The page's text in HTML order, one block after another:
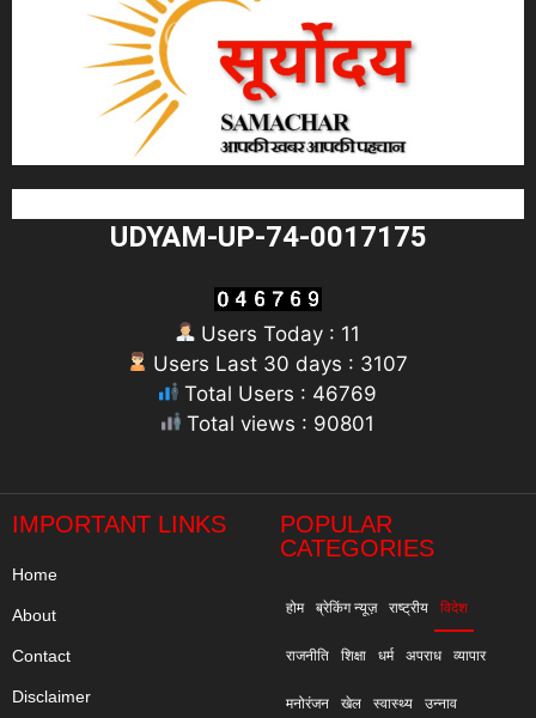
UDYAM-UP-74-0017175
Users Today : 11
Users Last 30 days : 3107
Total Users : 46769
Total views : 90801
IMPORTANT LINKS
Home
About
Contact
Disclaimer
POPULAR
CATEGORIES
होम ब्रेकिंग न्यूज़ राष्ट्रीय विदेश
राजनीति शिक्षा धर्म अपराध व्यापार
मनोरंजन खेल स्वास्थ्य उन्नाव